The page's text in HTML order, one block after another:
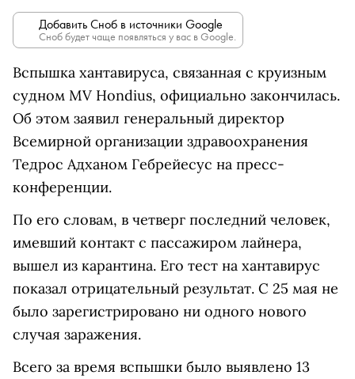
Добавить Сноб в источники Google
Сноб будет чаще появляться у вас в Google.
Вспышка хантавируса, связанная с круизным
судном MV Hondius, официально закончилась.
Об этом заявил генеральный директор
Всемирной организации здравоохранения
Тедрос Адханом Гебрейесус на пресс-
конференции.
По его словам, в четверг последний человек,
имевший контакт с пассажиром лайнера,
вышел из карантина. Его тест на хантавирус
показал отрицательный результат. С 25 мая не
было зарегистрировано ни одного нового
случая заражения.
Всего за время вспышки было выявлено 13